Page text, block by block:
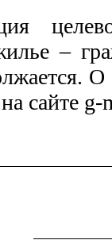
–
сайте g-